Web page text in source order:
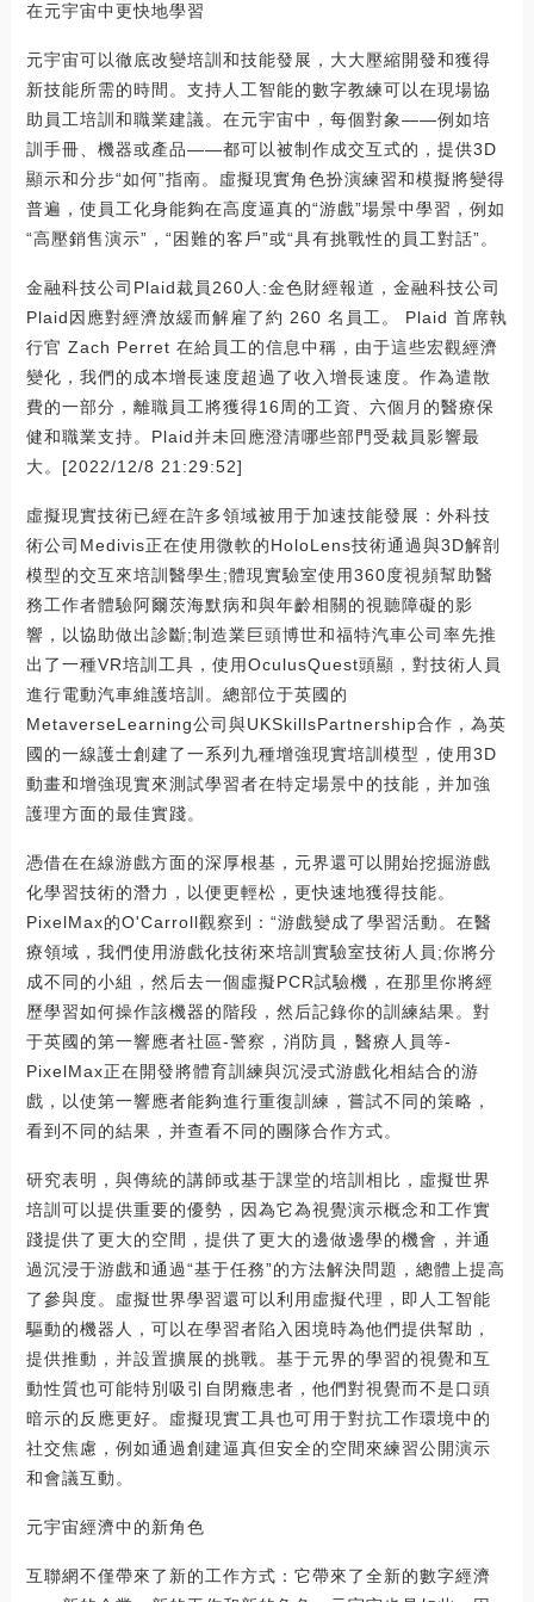
在元宇宙中更快地學習
元宇宙可以徹底改變培訓和技能發展，大大壓縮開發和獲得
新技能所需的時間。支持人工智能的數字教練可以在現場協
助員工培訓和職業建議。在元宇宙中，每個對象——例如培
訓手冊、機器或產品——都可以被制作成交互式的，提供3D
顯示和分步“如何”指南。虛擬現實角色扮演練習和模擬將變得
普遍，使員工化身能夠在高度逼真的“游戲”場景中學習，例如
“高壓銷售演示”，“困難的客戶”或“具有挑戰性的員工對話”。
金融科技公司Plaid裁員260人:金色財經報道，金融科技公司
Plaid因應對經濟放緩而解雇了約 260 名員工。 Plaid 首席執
行官 Zach Perret 在給員工的信息中稱，由于這些宏觀經濟
變化，我們的成本增長速度超過了收入增長速度。作為遣散
費的一部分，離職員工將獲得16周的工資、六個月的醫療保
健和職業支持。Plaid并未回應澄清哪些部門受裁員影響最
大。[2022/12/8 21:29:52]
虛擬現實技術已經在許多領域被用于加速技能發展：外科技
術公司Medivis正在使用微軟的HoloLens技術通過與3D解剖
模型的交互來培訓醫學生;體現實驗室使用360度視頻幫助醫
務工作者體驗阿爾茨海默病和與年齡相關的視聽障礙的影
響，以協助做出診斷;制造業巨頭博世和福特汽車公司率先推
出了一種VR培訓工具，使用OculusQuest頭顯，對技術人員
進行電動汽車維護培訓。總部位于英國的
MetaverseLearning公司與UKSkillsPartnership合作，為英
國的一線護士創建了一系列九種增強現實培訓模型，使用3D
動畫和增強現實來測試學習者在特定場景中的技能，并加強
護理方面的最佳實踐。
憑借在在線游戲方面的深厚根基，元界還可以開始挖掘游戲
化學習技術的潛力，以便更輕松，更快速地獲得技能。
PixelMax的O'Carroll觀察到：“游戲變成了學習活動。在醫
療領域，我們使用游戲化技術來培訓實驗室技術人員;你將分
成不同的小組，然后去一個虛擬PCR試驗機，在那里你將經
歷學習如何操作該機器的階段，然后記錄你的訓練結果。對
于英國的第一響應者社區-警察，消防員，醫療人員等-
PixelMax正在開發將體育訓練與沉浸式游戲化相結合的游
戲，以使第一響應者能夠進行重復訓練，嘗試不同的策略，
看到不同的結果，并查看不同的團隊合作方式。
研究表明，與傳統的講師或基于課堂的培訓相比，虛擬世界
培訓可以提供重要的優勢，因為它為視覺演示概念和工作實
踐提供了更大的空間，提供了更大的邊做邊學的機會，并通
過沉浸于游戲和通過“基于任務”的方法解決問題，總體上提高
了參與度。虛擬世界學習還可以利用虛擬代理，即人工智能
驅動的機器人，可以在學習者陷入困境時為他們提供幫助，
提供推動，并設置擴展的挑戰。基于元界的學習的視覺和互
動性質也可能特別吸引自閉癥患者，他們對視覺而不是口頭
暗示的反應更好。虛擬現實工具也可用于對抗工作環境中的
社交焦慮，例如通過創建逼真但安全的空間來練習公開演示
和會議互動。
元宇宙經濟中的新角色
互聯網不僅帶來了新的工作方式：它帶來了全新的數字經濟